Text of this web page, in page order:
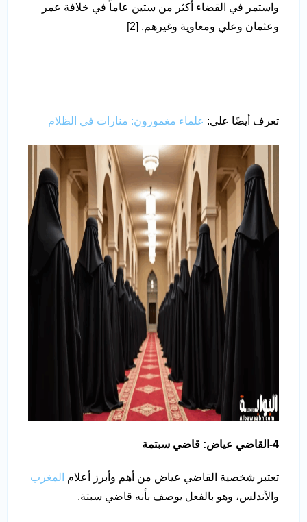
واستمر في القضاء أكثر من ستين عاماً في خلافة عمر
وعثمان وعلي ومعاوية وغيرهم. [2]
تعرف أيضًا على: علماء مغمورون: منارات في الظلام
4-القاضي عياض: قاضي سبتمة
تعتبر شخصية القاضي عياض من أهم وأبرز أعلام المغرب
والأندلس، وهو بالفعل يوصف بأنه قاضي سبتة.